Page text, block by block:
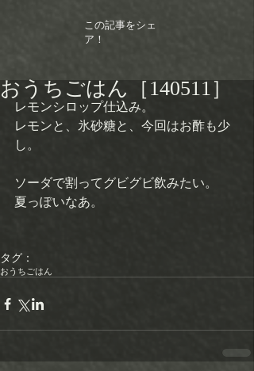
この記事をシェ
ア！
おうちごはん［140511］
レモンシロップ仕込み。
レモンと、氷砂糖と、今回はお酢も少
し。
ソーダで割ってグビグビ飲みたい。
夏っぽいなあ。
タグ：
おうちごはん